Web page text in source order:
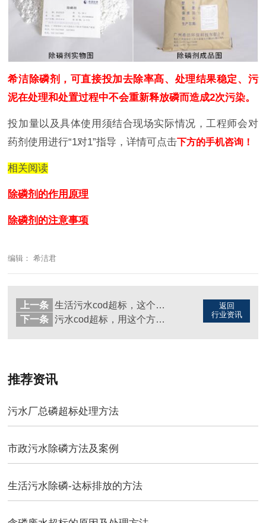
希洁除磷剂 ，可直接投加去除率髙、处理结果稳定、污
泥在处理和处置过程中不会重新释放磷而造成2次污染。
投加量以及具体使用须结合现场实际情况，工程师会对
药剂使用进行“1对1”指导，详情可点击下方的手机咨询！
相关阅读
除磷剂的作用原理
除磷剂的注意事项
编辑： 希洁君
返回
行业资讯
上一条
生活污水cod超标，这个方法可快速去除！（图）
下一条
污水cod超标，用这个方法！（图）
推荐资讯
污水厂总磷超标处理方法
市政污水除磷方法及案例
生活污水除磷-达标排放的方法